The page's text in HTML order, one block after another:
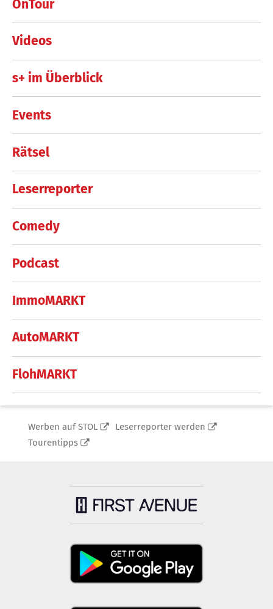
OnTour
Videos
s+ im Überblick
Events
Rätsel
Leserreporter
Comedy
Podcast
ImmoMARKT
AutoMARKT
FlohMARKT
Werben auf STOL
Leserreporter werden
Tourentipps